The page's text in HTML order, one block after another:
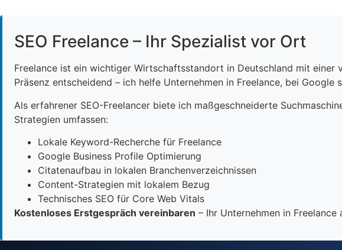
SEO Freelance – Ihr Spezialist vor Ort
Freelance ist ein wichtiger Wirtschaftsstandort in Deutschland mit
Präsenz entscheidend – ich helfe Unternehmen in Freelance, bei
Als erfahrener SEO-Freelancer biete ich maßgeschneiderte
Strategien umfassen:
Lokale Keyword-Recherche für Freelance
Google Business Profile Optimierung
Citatenaufbau in lokalen Branchenverzeichnissen
Content-Strategien mit lokalem Bezug
Technisches SEO für Core Web Vitals
Kostenloses Erstgespräch vereinbaren – Ihr Unternehmen in Freelance